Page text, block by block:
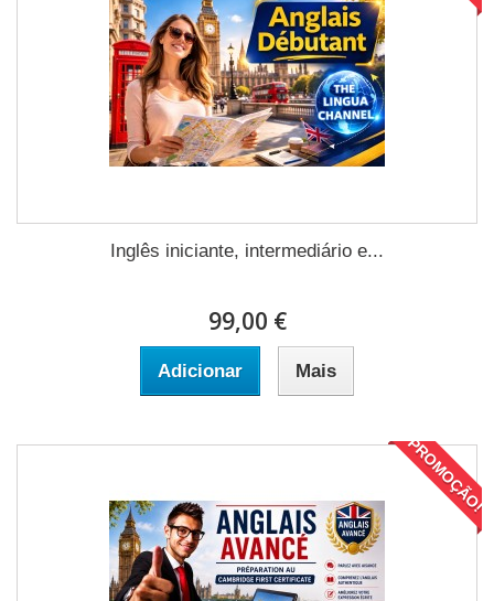
Inglês iniciante, intermediário e...
99,00 €
Adicionar Mais
PROMOÇÃO!